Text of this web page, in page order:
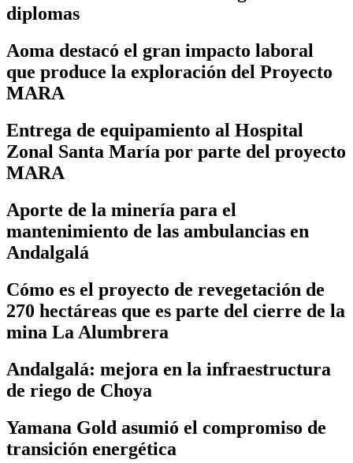
diplomas
Aoma destacó el gran impacto laboral
que produce la exploración del Proyecto
MARA
Entrega de equipamiento al Hospital
Zonal Santa María por parte del proyecto
MARA
Aporte de la minería para el
mantenimiento de las ambulancias en
Andalgalá
Cómo es el proyecto de revegetación de
270 hectáreas que es parte del cierre de la
mina La Alumbrera
Andalgalá: mejora en la infraestructura
de riego de Choya
Yamana Gold asumió el compromiso de
transición energética